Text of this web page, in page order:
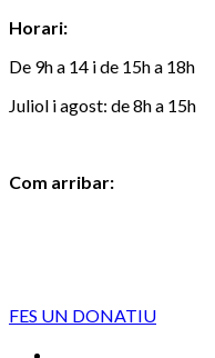
Horari:
De 9h a 14 i de 15h a 18h
Juliol i agost: de 8h a 15h
Com arribar:
FES UN DONATIU